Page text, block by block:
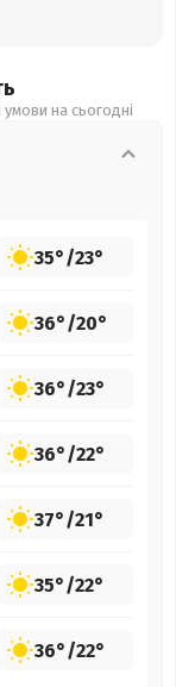
на сьогодні
35°/23°
36°/20°
36°/23°
36°/22°
37°/21°
35°/22°
36°/22°